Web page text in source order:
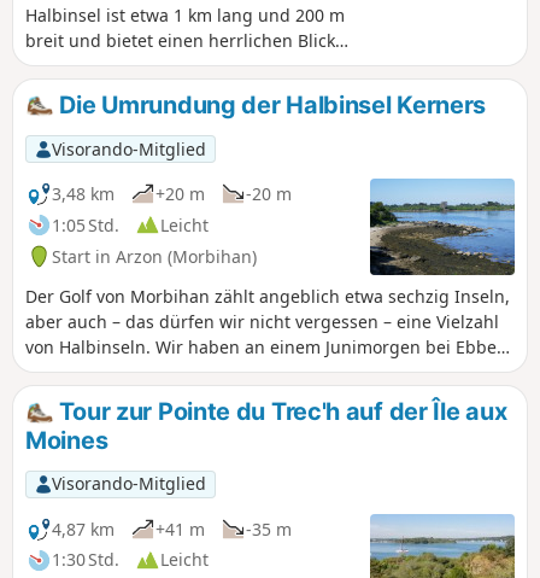
Halbinsel ist etwa 1 km lang und 200 m
breit und bietet einen herrlichen Blick
auf den Golf von Morbihan, den man
über einen sehr angenehmen, von
Pinien und Mimosen gesäumten Weg
genießen kann. Ein wunderschöner
Spaziergang zwischen „Argoat” und
„Armor” (Land und Meer). Rechnen Sie 1
Stunde und 20 Minuten ein, um die
gesamte Runde zu absolvieren und
Pausen einzulegen, um die Landschaft
zu bewundern.
Die Umrundung der Halbinsel Kerners
Visorando-Mitglied
3,48 km
+20 m
-20 m
1:05 Std.
Leicht
Start in Arzon (Morbihan)
Der Golf von Morbihan zählt angeblich etwa sechzig Inseln,
aber auch – das dürfen wir nicht vergessen – eine Vielzahl
von Halbinseln. Wir haben an einem Junimorgen bei Ebbe
die Halbinsel Kerners umrundet, und es war für uns ein
Eintauchen in die ganz besondere Atmosphäre dieses
inneren Meeres-Archipels, einem wahren Konzentrat der
Bretagne.
Tour zur Pointe du Trec'h auf der Île aux
Moines
Visorando-Mitglied
4,87 km
+41 m
-35 m
1:30 Std.
Leicht